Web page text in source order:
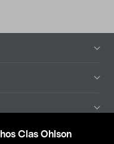
Clas Ohlson